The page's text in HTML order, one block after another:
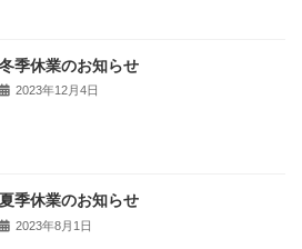
冬季休業のお知らせ
2023年12月4日
夏季休業のお知らせ
2023年8月1日